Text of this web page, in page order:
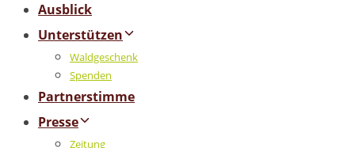
Ausblick
Unterstützen
Waldgeschenk
Spenden
Partnerstimme
Presse
Zeitung